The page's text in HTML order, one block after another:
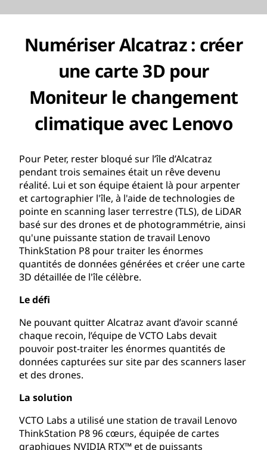
Numériser Alcatraz : créer
une carte 3D pour
Moniteur le changement
climatique avec Lenovo
Pour Peter, rester bloqué sur l’île d’Alcatraz
pendant trois semaines était un rêve devenu
réalité. Lui et son équipe étaient là pour arpenter
et cartographier l'île, à l'aide de technologies de
pointe en scanning laser terrestre (TLS), de LiDAR
basé sur des drones et de photogrammétrie, ainsi
qu'une puissante station de travail Lenovo
ThinkStation P8 pour traiter les énormes
quantités de données générées et créer une carte
3D détaillée de l'île célèbre.
Le défi
Ne pouvant quitter Alcatraz avant d’avoir scanné
chaque recoin, l’équipe de VCTO Labs devait
pouvoir post-traiter les énormes quantités de
données capturées sur site par des scanners laser
et des drones.
La solution
VCTO Labs a utilisé une station de travail Lenovo
ThinkStation P8 96 cœurs, équipée de cartes
graphiques NVIDIA RTX™ et de puissants